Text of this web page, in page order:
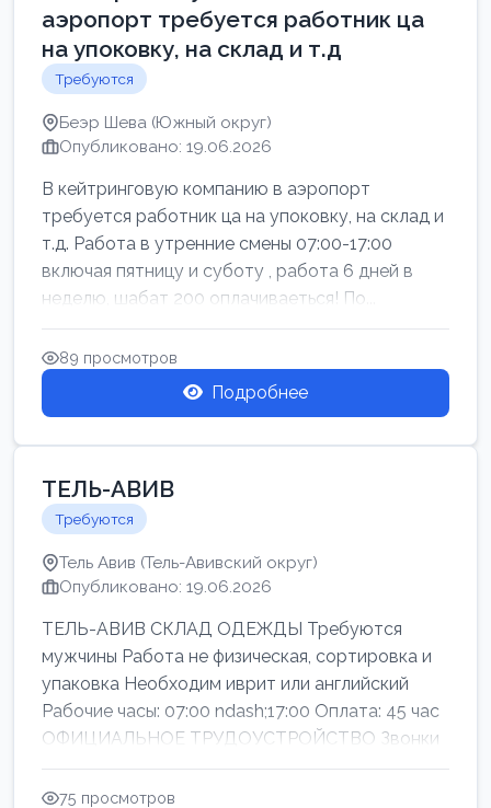
аэропорт требуется работник ца
на упоковку, на склад и т.д
Требуются
Беэр Шева (Южный округ)
Опубликовано: 19.06.2026
В кейтринговую компанию в аэропорт
требуется работник ца на упоковку, на склад и
т.д. Работа в утренние смены 07:00-17:00
включая пятницу и суботу , работа 6 дней в
неделю, шабат 200 оплачиваеться! По...
89 просмотров
Подробнее
ТЕЛЬ-АВИВ
Требуются
Тель Авив (Тель-Авивский округ)
Опубликовано: 19.06.2026
ТЕЛЬ-АВИВ СКЛАД ОДЕЖДЫ Требуются
мужчины Работа не физическая, сортировка и
упаковка Необходим иврит или английский
Рабочие часы: 07:00 ndash;17:00 Оплата: 45 час
ОФИЦИАЛЬНОЕ ТРУДОУСТРОЙСТВО Звонки
75 просмотров